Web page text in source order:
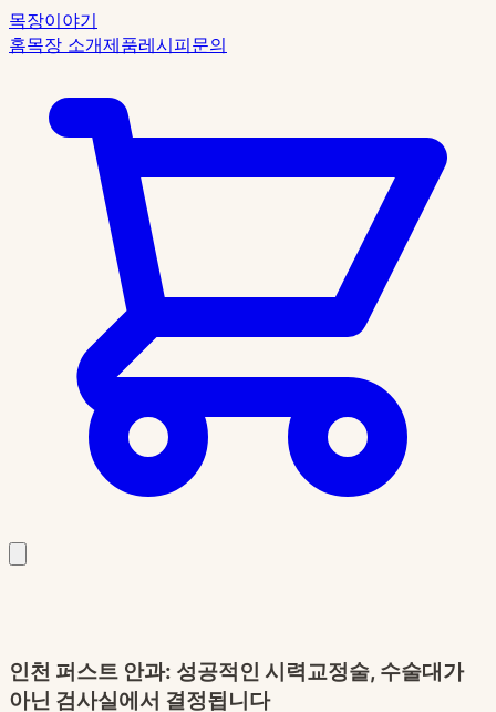
목장이야기
홈목장 소개제품레시피문의
인천 퍼스트 안과: 성공적인 시력교정술, 수술대가
아닌 검사실에서 결정됩니다